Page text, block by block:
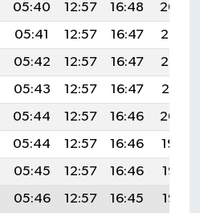
05:40 12:57 16:48
20:04
05:41 12:57 16:47
20:03
05:42 12:57 16:47
20:02
05:43 12:57 16:47
20:01
05:44 12:57 16:46
20:00
05:44 12:57 16:46
19:59
05:45 12:57 16:46
19:58
05:46 12:57 16:45
19:57